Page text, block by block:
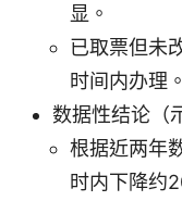
显。
已取票但未
时间内办理。
数据性结论（
根据近两年
时内下降约